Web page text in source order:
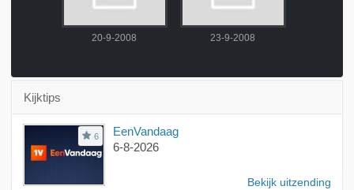
20-9-2008 23-9-2008
Kijktips
6
EenVandaag
6-8-2026
Bekijk uitzending